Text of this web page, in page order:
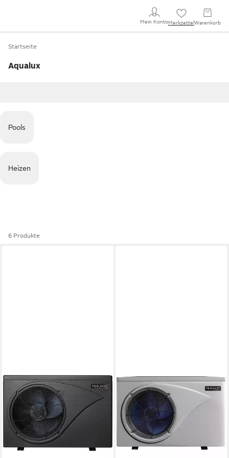
Mein KontoMerkzettel Warenkorb
Startseite
Aqualux
Pools
Heizen
6 Produkte